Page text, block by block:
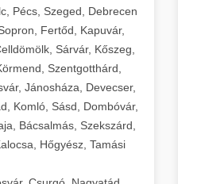
történet
a páciensek
elkötelezettségének
Egy 150%-os
gyakorlati
keszites.co
erősítési módszerek
Ads és
Kezelés +
Ads és Meta
költségvetését
+
dagasztógépek és
Pécs, Szeged, Debrecen
Fertőd, Kapuvár,
Sárvár, Kőszeg,
Szentgotthárd,
Jánosháza, Devecser,
Komló, Sásd, Dombóvár,
Bácsalmás, Szekszárd,
Hőgyész, Tamási